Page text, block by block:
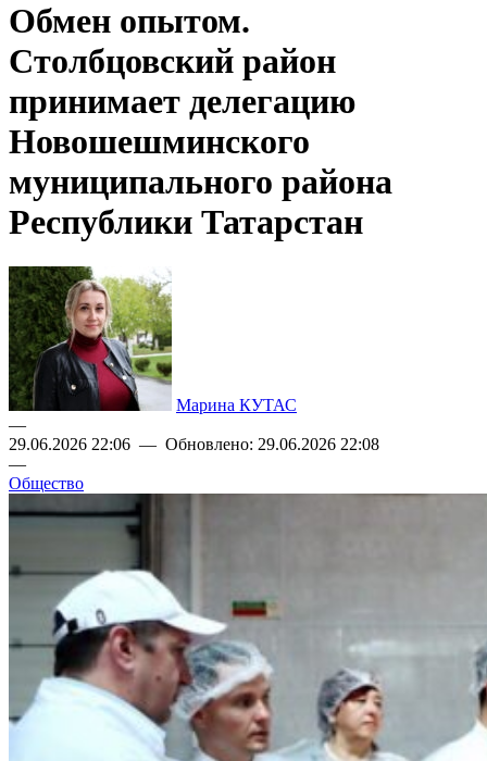
Обмен опытом.
Столбцовский район
принимает делегацию
Новошешминского
муниципального района
Республики Татарстан
Марина КУТАС
—
29.06.2026 22:06 — Обновлено: 29.06.2026 22:08
—
Общество